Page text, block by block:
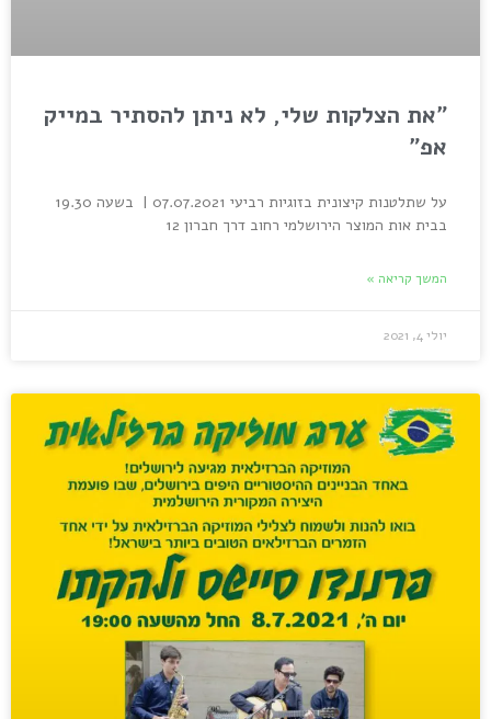
"את הצלקות שלי, לא ניתן להסתיר במייק
אפ"
על שתלטנות קיצונית בזוגיות רביעי 07.07.2021 | בשעה 19.30
בבית אות המוצר הירושלמי רחוב דרך חברון 12
המשך קריאה »
יולי 4, 2021